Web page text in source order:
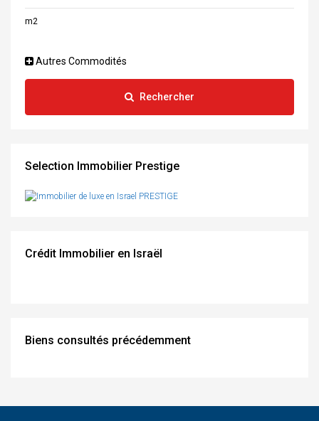
m2
Autres Commodités
Rechercher
Selection Immobilier Prestige
Crédit Immobilier en Israël
Biens consultés précédemment